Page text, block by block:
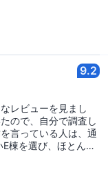
の女性も非常に配慮
に優しいホステルを
観光地や交通機関に
ーの待ち時間が長い
建物の問題です。あ
も必ずまた泊まりた
9.2
レビューを見まし
ので、自分で調査し
言っている人は、通
棟を選び、ほとんど